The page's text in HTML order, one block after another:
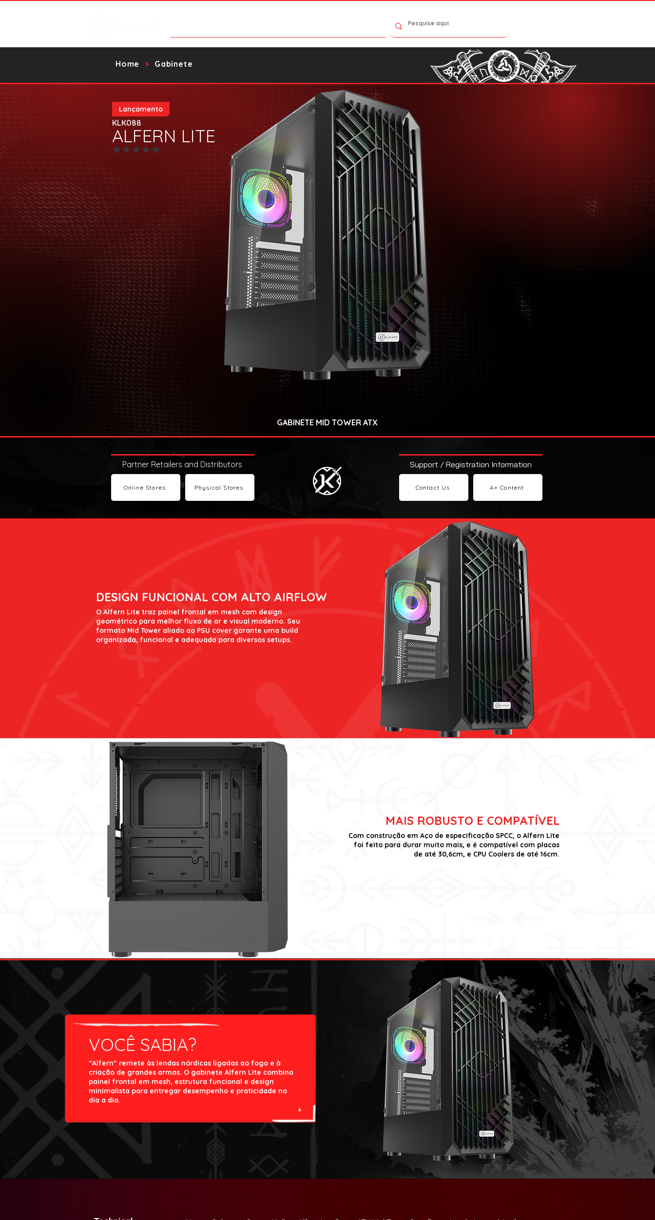
>
Home Gabinete
ALFERN LITE
No ratings yet
KLK088
Lançamento
GABINETE MID TOWER ATX
Partner Retailers and Distributors
Online Stores Physical Stores
Support / Registration Information
Contact Us A+ Content
DESIGN FUNCIONAL COM ALTO AIRFLOW
O Alfern Lite traz painel frontal em mesh com design
geométrico para melhor fluxo de ar e visual moderno. Seu
formato Mid Tower aliado ao PSU cover garante uma build
organizada, funcional e adequada para diversos setups.
MAIS ROBUSTO E COMPATÍVEL
Com construção em Aço de especificação SPCC, o Alfern Lite
foi feito para durar muito mais, e é compatível com placas
de até 30,6cm, e CPU Coolers de até 16cm.
VOCÊ SABIA?
“Alfern” remete às lendas nórdicas ligadas ao fogo e à
criação de grandes armas. O gabinete Alfern Lite combina
painel frontal em mesh, estrutura funcional e design
minimalista para entregar desempenho e praticidade no
dia a dia.